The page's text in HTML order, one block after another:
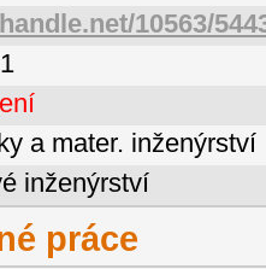
10563/
a mater. inženýrství
inženýrství
práce